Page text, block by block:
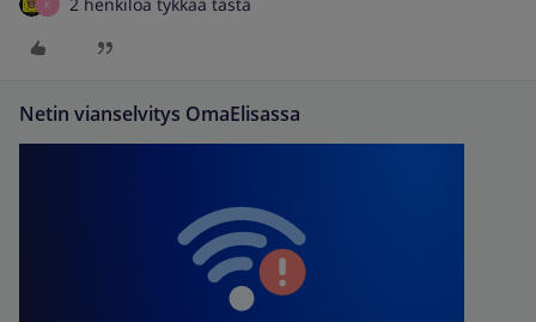
K
Netin vianselvitys OmaElisassa